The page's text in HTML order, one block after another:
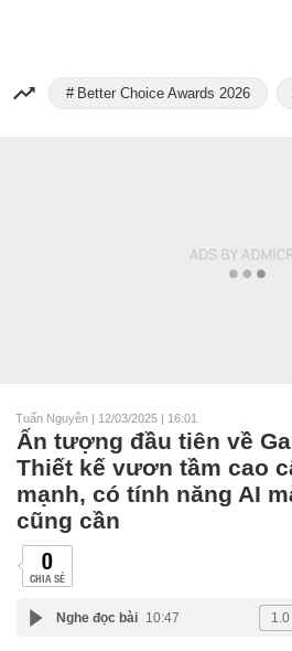
Better Choice Awards 2026
Tuấn Nguyễn | 12/03/2025 | 16:01
Ấn tượng đầu tiên về
Thiết kế vươn tầm cao
mạnh, có tính năng AI
cũng cần
0
CHIA SẺ
Nghe đọc bài 10:47